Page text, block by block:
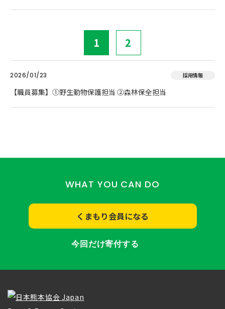
1 2
2026/01/23 採用情報
【職員募集】①野生動物保護担当 ②森林保全担当
WHAT YOU CAN DO
くまもり会員になる
今回だけ寄付する